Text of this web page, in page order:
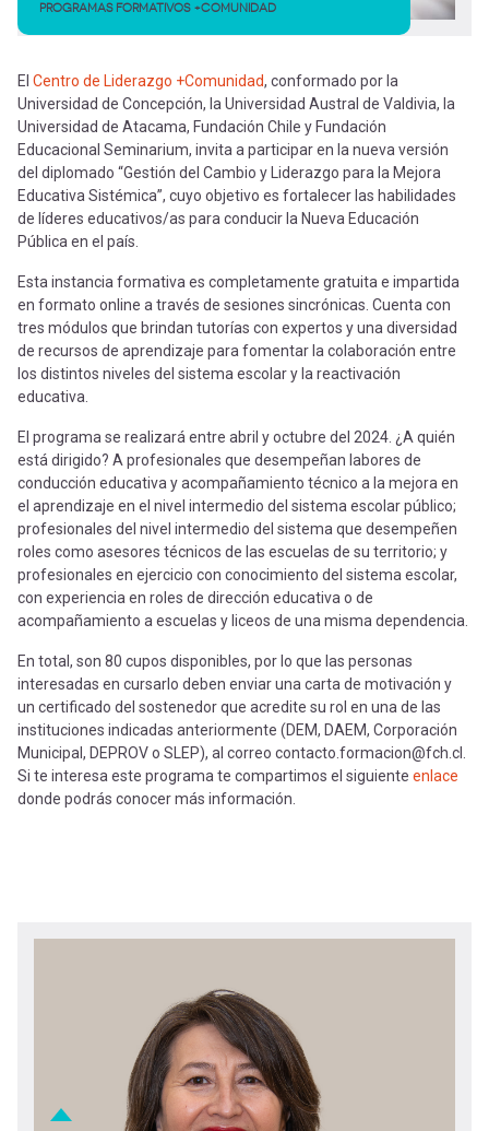
PROGRAMAS FORMATIVOS +COMUNIDAD
El Centro de Liderazgo +Comunidad, conformado por la
Universidad de Concepción, la Universidad Austral de Valdivia, la
Universidad de Atacama, Fundación Chile y Fundación
Educacional Seminarium, invita a participar en la nueva versión
del diplomado “Gestión del Cambio y Liderazgo para la Mejora
Educativa Sistémica”, cuyo objetivo es fortalecer las habilidades
de líderes educativos/as para conducir la Nueva Educación
Pública en el país.
Esta instancia formativa es completamente gratuita e impartida
en formato online a través de sesiones sincrónicas. Cuenta con
tres módulos que brindan tutorías con expertos y una diversidad
de recursos de aprendizaje para fomentar la colaboración entre
los distintos niveles del sistema escolar y la reactivación
educativa.
El programa se realizará entre abril y octubre del 2024. ¿A quién
está dirigido? A profesionales que desempeñan labores de
conducción educativa y acompañamiento técnico a la mejora en
el aprendizaje en el nivel intermedio del sistema escolar público;
profesionales del nivel intermedio del sistema que desempeñen
roles como asesores técnicos de las escuelas de su territorio; y
profesionales en ejercicio con conocimiento del sistema escolar,
con experiencia en roles de dirección educativa o de
acompañamiento a escuelas y liceos de una misma dependencia.
En total, son 80 cupos disponibles, por lo que las personas
interesadas en cursarlo deben enviar una carta de motivación y
un certificado del sostenedor que acredite su rol en una de las
instituciones indicadas anteriormente (DEM, DAEM, Corporación
Municipal, DEPROV o SLEP), al correo contacto.formacion@fch.cl.
Si te interesa este programa te compartimos el siguiente enlace
donde podrás conocer más información.